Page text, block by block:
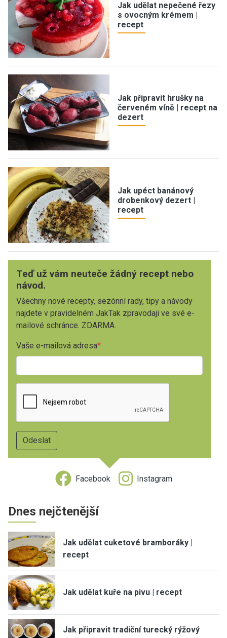
Jak udělat nepečené řezy
s ovocným krémem |
recept
Jak připravit hrušky na
červeném víně | recept na
dezert
Jak upéct banánový
drobenkový dezert |
recept
Teď už vám neuteče žádný recept nebo
návod.
Všechny nové recepty, sezónní rady, tipy a návody
najdete v pravidelném JakTak zpravodaji ve své e-
mailové schránce. ZDARMA.
Vaše e-mailová adresa
Facebook Instagram
Dnes nejčtenější
Jak udělat cuketové bramboráky |
recept
Jak udělat kuře na pivu | recept
Jak připravit tradiční turecký rýžový